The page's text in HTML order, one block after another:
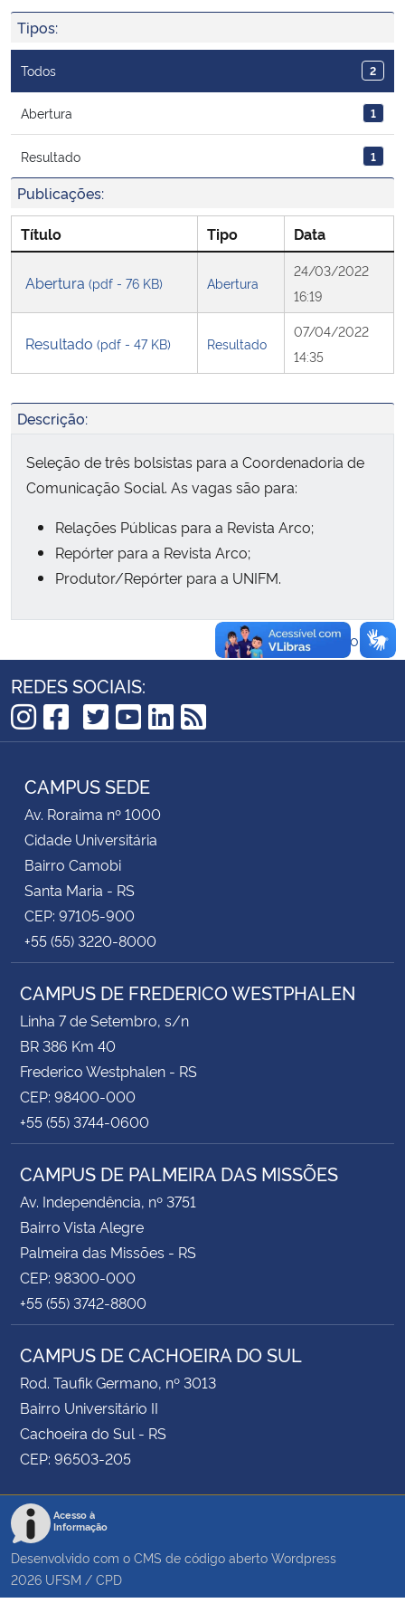
Ministério da Cidadania
Ministério da Saúde
Ministério de Minas e Energia
Ministério da Ciência, Tecnologia, Inovações e Comunicações
Ministério do Meio Ambiente
Ministério do Turismo
Controladoria-Geral da União
Secretaria de Governo
Planalto
Tipos:
Todos 2
Abertura 1
Resultado 1
Publicações:
Título Tipo Data
Abertura (pdf - 76 KB) Abertura
24/03/2022
16:19
Resultado (pdf - 47 KB) Resultado
07/04/2022
14:35
Descrição:
Seleção de três bolsistas para a Coordenadoria de
Comunicação Social. As vagas são para:
Relações Públicas para a Revista Arco;
Repórter para a Revista Arco;
Produtor/Repórter para a UNIFM.
Voltar ao topo
REDES SOCIAIS:
Instagram
Facebook
TikTok
Twitter
YouTube
LinkedIn
RSS
CAMPUS SEDE
Av. Roraima nº 1000
Cidade Universitária
Bairro Camobi
Santa Maria - RS
CEP: 97105-900
+55 (55) 3220-8000
CAMPUS DE FREDERICO WESTPHALEN
Linha 7 de Setembro, s/n
BR 386 Km 40
Frederico Westphalen - RS
CEP: 98400-000
+55 (55) 3744-0600
CAMPUS DE PALMEIRA DAS MISSÕES
Av. Independência, nº 3751
Bairro Vista Alegre
Palmeira das Missões - RS
CEP: 98300-000
+55 (55) 3742-8800
CAMPUS DE CACHOEIRA DO SUL
Rod. Taufik Germano, nº 3013
Bairro Universitário II
Cachoeira do Sul - RS
CEP: 96503-205
Acesso à
Informação
Desenvolvido com o CMS de código aberto Wordpress
2026 UFSM / CPD